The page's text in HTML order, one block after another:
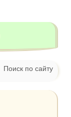
Поиск по сайту